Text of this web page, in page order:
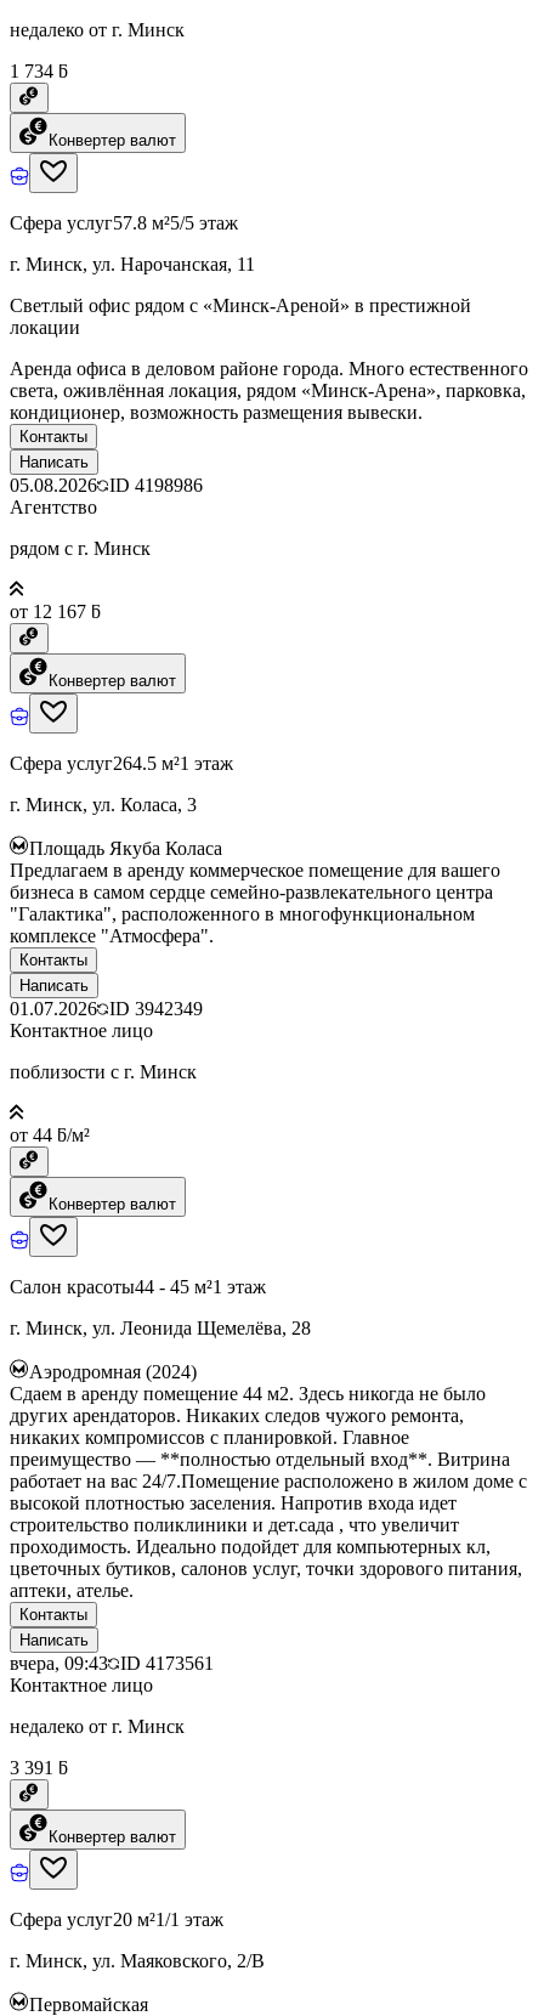
недалеко от г. Минск
1 734 ƃ
Конвертер валют
Сфера услуг57.8 м²5/5 этаж
г. Минск, ул. Нарочанская, 11
Светлый офис рядом с «Минск-Ареной» в престижной
локации
Аренда офиса в деловом районе города. Много естественного
света, оживлённая локация, рядом «Минск-Арена», парковка,
кондиционер, возможность размещения вывески.
Контакты
Написать
05.08.2026 ID 4198986
Агентство
рядом с г. Минск
от 12 167 ƃ
Конвертер валют
Сфера услуг264.5 м²1 этаж
г. Минск, ул. Коласа, 3
Площадь Якуба Коласа
Предлагаем в аренду коммерческое помещение для вашего
бизнеса в самом сердце семейно-развлекательного центра
"Галактика", расположенного в многофункциональном
комплексе "Атмосфера".
Контакты
Написать
01.07.2026 ID 3942349
Контактное лицо
поблизости с г. Минск
от 44 ƃ/м²
Конвертер валют
Салон красоты44 - 45 м²1 этаж
г. Минск, ул. Леонида Щемелёва, 28
Аэродромная (2024)
Сдаем в аренду помещение 44 м2. Здесь никогда не было
других арендаторов. Никаких следов чужого ремонта,
никаких компромиссов с планировкой. Главное
преимущество — **полностью отдельный вход**. Витрина
работает на вас 24/7.Помещение расположено в жилом доме с
высокой плотностью заселения. Напротив входа идет
строительство поликлиники и дет.сада , что увеличит
проходимость. Идеально подойдет для компьютерных кл,
цветочных бутиков, салонов услуг, точки здорового питания,
аптеки, ателье.
Контакты
Написать
вчера, 09:43 ID 4173561
Контактное лицо
недалеко от г. Минск
3 391 ƃ
Конвертер валют
Сфера услуг20 м²1/1 этаж
г. Минск, ул. Маяковского, 2/В
Первомайская